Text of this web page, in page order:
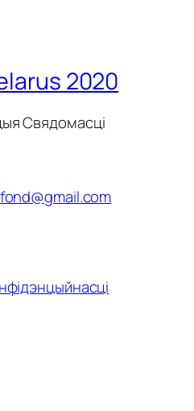
2020
Свядомасці